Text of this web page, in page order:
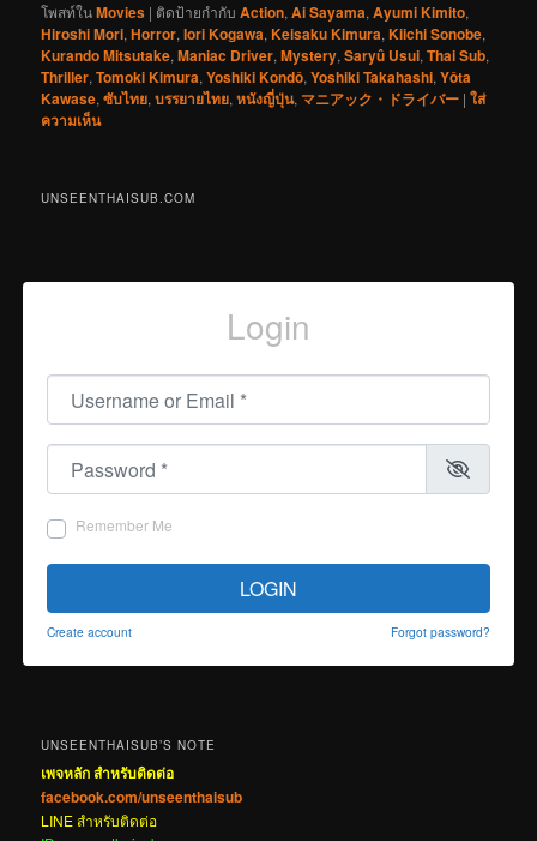
โพสท์ในMovies | ติดป้ายกำกับ Action,Ai Sayama,Ayumi Kimito,
Hiroshi Mori,Horror,Iori Kogawa,Keisaku Kimura,Kiichi Sonobe,
Kurando Mitsutake,Maniac Driver,Mystery,Saryû Usui,Thai Sub,
Thriller,Tomoki Kimura,Yoshiki Kondô,Yoshiki Takahashi,Yôta
Kawase,ซับไทย,บรรยายไทย,หนังญี่ปุ่น, マニアック・ドライバー |ใส่
ความเห็น
UNSEENTHAISUB.COM
Login
Username or Email
Password
Remember Me
LOGIN
Create account Forgot password?
UNSEENTHAISUB’S NOTE
เพจหลัก สำหรับติดต่อ
facebook.com/unseenthaisub
LINE สำหรับติดต่อ